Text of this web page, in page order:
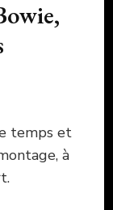
temps et
à